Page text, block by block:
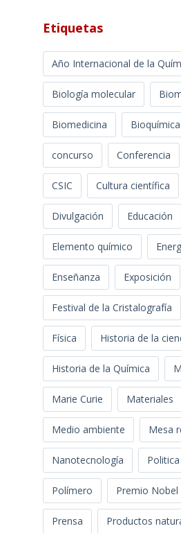
Etiquetas
Año Internacional de la
Biología molecular
Biomedicina Bioquímica
concurso Conferencia
CSIC Cultura científica
Divulgación Educación
Elemento químico
Enseñanza Exposición
Festival de la Cristalografía
Física Historia de la
Historia de la Química
Marie Curie Materiales
Medio ambiente Mesa
Nanotecnología
Polímero Premio Nobel
Prensa Productos